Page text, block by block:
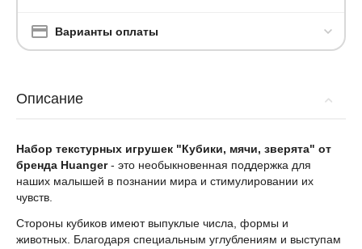
Варианты оплаты
Описание
Набор текстурных игрушек "Кубики, мячи, зверята" от
бренда Huanger- это необыкновенная поддержка для
наших малышей в познании мира и стимулировании их
чувств.
Стороны кубиков имеют выпуклые числа, формы и
животных. Благодаря специальным углублениям и выступам